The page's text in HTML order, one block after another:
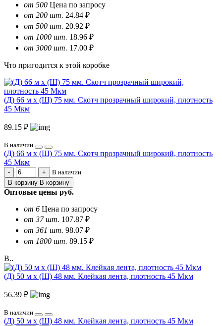
от 500 Цена по запросу
от 200 шт. 24.84 ₽
от 500 шт. 20.92 ₽
от 1000 шт. 18.96 ₽
от 3000 шт. 17.00 ₽
Что пригодится к этой коробке
(Д) 66 м х (Ш) 75 мм. Скотч прозрачный широкий, плотность
45 Мкм
89.15 ₽
В наличии
(Д) 66 м х (Ш) 75 мм. Скотч прозрачный широкий, плотность
45 Мкм
В наличии
В корзину В корзину
Оптовые цены руб.
от 6 Цена по запросу
от 37 шт. 107.87 ₽
от 361 шт. 98.07 ₽
от 1800 шт. 89.15 ₽
В..
(Д) 50 м х (Ш) 48 мм. Клейкая лента, плотность 45 Мкм
56.39 ₽
В наличии
(Д) 50 м х (Ш) 48 мм. Клейкая лента, плотность 45 Мкм